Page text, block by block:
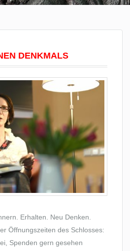
DENKMALS
Erhalten. Neu Denken.
Öffnungszeiten des Schlosses:
Spenden gern gesehen